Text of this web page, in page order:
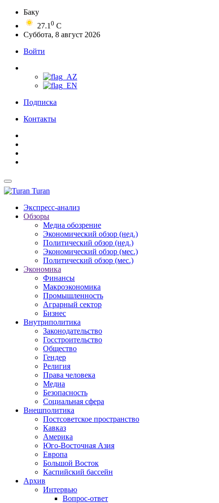
Баку
27.1 0 C
Суббота, 8 август 2026
Войти
Подписка
Контакты
Turan
Экспресс-анализ
Обзоры
Медиа обозрение
Экономический обзор (нед.)
Политический обзор (нед.)
Экономический обзор (мес.)
Политический обзор (мес.)
Экономика
Финансы
Макроэкономика
Промышленность
Аграрный сектор
Бизнес
Внутриполитика
Законодательство
Госстроительство
Общество
Гендер
Религия
Права человека
Медиа
Безопасность
Социальная сфера
Внешполитика
Постсоветское пространство
Кавказ
Америка
Юго-Восточная Азия
Европа
Большой Восток
Каспийский бассейн
Архив
Интервью
Вопрос-ответ